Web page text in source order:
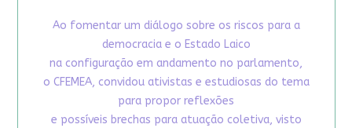
Ao fomentar um diálogo sobre os riscos para a
democracia e o Estado Laico
na configuração em andamento no parlamento,
o CFEMEA, convidou ativistas e estudiosas do tema
para propor reflexões
e possíveis brechas para atuação coletiva, visto